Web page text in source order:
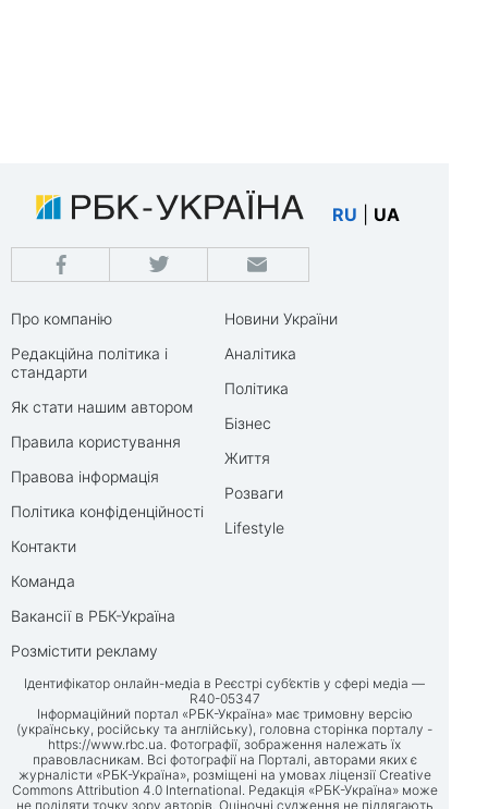
RU UA
Про компанію
Редакційна політика і
стандарти
Як стати нашим автором
Правила користування
Правова інформація
Політика конфіденційності
Контакти
Команда
Вакансії в РБК-Україна
Розмістити рекламу
Новини України
Аналітика
Політика
Бізнес
Життя
Розваги
Lifestyle
Ідентифікатор онлайн-медіа в Реєстрі суб’єктів у сфері медіа —
R40-05347
Інформаційний портал «РБК-Україна» має тримовну версію
(українську, російську та англійську), головна сторінка порталу -
https://www.rbc.ua. Фотографії, зображення належать їх
правовласникам. Всі фотографії на Порталі, авторами яких є
журналісти «РБК-Україна», розміщені на умовах ліцензії Creative
Commons Attribution 4.0 International. Редакція «РБК-Україна» може
не поділяти точку зору авторів. Оціночні судження не підлягають